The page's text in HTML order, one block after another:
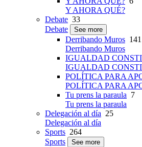
Y AHORA QUÉ?
Debate 33
Debate
See more
Derribando Muros 141
Derribando Muros
IGUALDAD
IGUALDAD
POLÍTICA PARA
POLÍTICA PARA
Tu prens la paraula 7
Tu prens la paraula
Delegación al día 25
Delegación al día
Sports 264
Sports
See more